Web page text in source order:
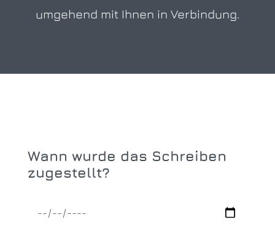
umgehend mit Ihnen in Verbindung.
Wann wurde das Schreiben
zugestellt?